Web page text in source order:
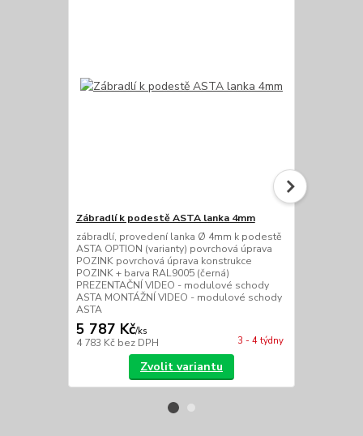
Zábradlí k podestě ASTA lanka 4mm
zábradlí, provedení lanka Ø 4mm k podestě
ASTA OPTION (varianty) povrchová úprava
POZINK povrchová úprava konstrukce
POZINK + barva RAL9005 (černá)
PREZENTAČNÍ VIDEO - modulové schody
ASTA MONTÁŽNÍ VIDEO - modulové schody
ASTA
5 787 Kč/ks
4 783 Kč bez DPH 3 - 4 týdny
Zvolit variantu